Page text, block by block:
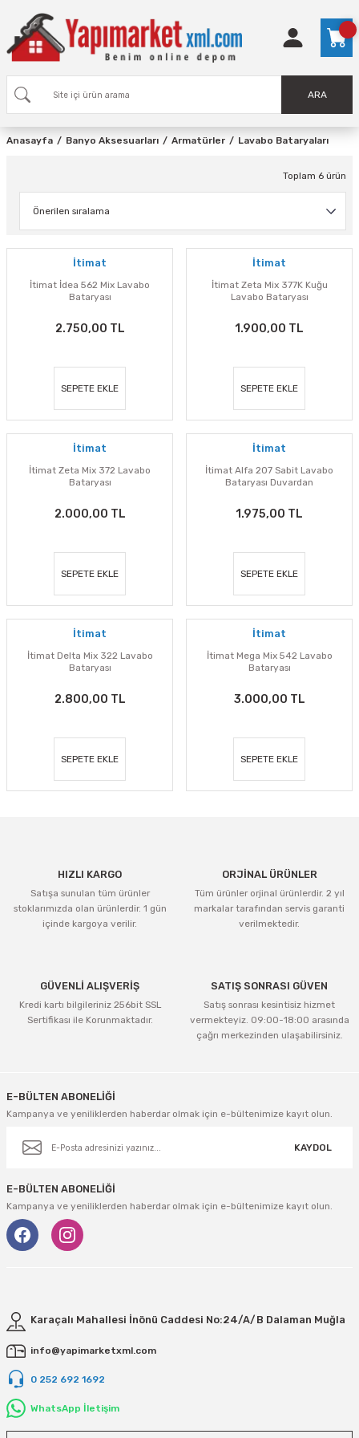
ARA
Anasayfa Banyo Aksesuarları Armatürler Lavabo Bataryaları
Toplam 6 ürün
İtimat
İtimat İdea 562 Mix Lavabo
Bataryası
2.750,00 TL
SEPETE EKLE
İtimat
İtimat Zeta Mix 377K Kuğu
Lavabo Bataryası
1.900,00 TL
SEPETE EKLE
İtimat
İtimat Zeta Mix 372 Lavabo
Bataryası
2.000,00 TL
SEPETE EKLE
İtimat
İtimat Alfa 207 Sabit Lavabo
Bataryası Duvardan
1.975,00 TL
SEPETE EKLE
İtimat
İtimat Delta Mix 322 Lavabo
Bataryası
2.800,00 TL
SEPETE EKLE
İtimat
İtimat Mega Mix 542 Lavabo
Bataryası
3.000,00 TL
SEPETE EKLE
HIZLI KARGO
Satışa sunulan tüm ürünler
stoklarımızda olan ürünlerdir. 1 gün
içinde kargoya verilir.
ORJİNAL ÜRÜNLER
Tüm ürünler orjinal ürünlerdir. 2 yıl
markalar tarafından servis garanti
verilmektedir.
GÜVENLİ ALIŞVERİŞ
Kredi kartı bilgileriniz 256bit SSL
Sertifikası ile Korunmaktadır.
SATIŞ SONRASI GÜVEN
Satış sonrası kesintisiz hizmet
vermekteyiz. 09:00-18:00 arasında
çağrı merkezinden ulaşabilirsiniz.
E-BÜLTEN ABONELİĞİ
Kampanya ve yeniliklerden haberdar olmak için e-bültenimize kayıt olun.
KAYDOL
E-BÜLTEN ABONELİĞİ
Kampanya ve yeniliklerden haberdar olmak için e-bültenimize kayıt olun.
Karaçalı Mahallesi İnönü Caddesi No:24/A/B Dalaman Muğla
info@yapimarketxml.com
0 252 692 1692
WhatsApp İletişim